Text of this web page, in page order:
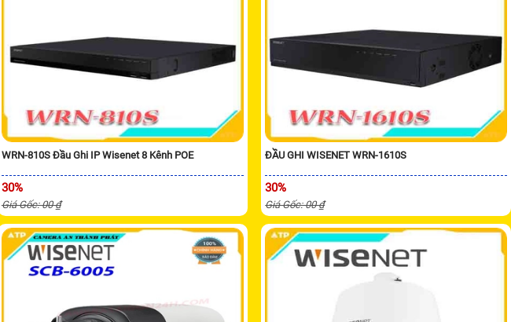
WRN-810S Đầu Ghi IP Wisenet 8 Kênh POE
30%
Giá Gốc: 00 ₫
ĐẦU GHI WISENET WRN-1610S
30%
Giá Gốc: 00 ₫